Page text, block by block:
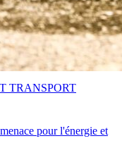
pour l'énergie et
TRANSPORT